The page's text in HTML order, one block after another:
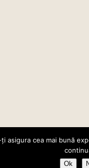
cea mai bună
Ok